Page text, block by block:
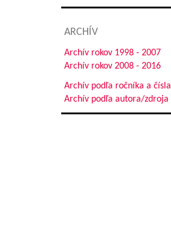
ARCHÍV
Archív rokov 1998 - 2007
Archív rokov 2008 - 2016
Archív podľa ročníka a čísla
Archív podľa autora/zdroja